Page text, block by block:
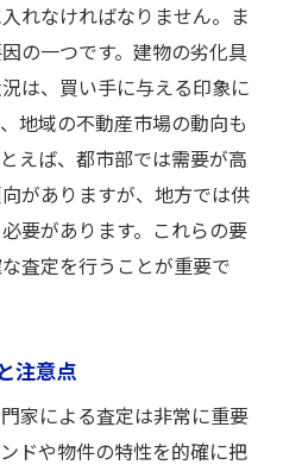
れなければなりません。ま
の一つです。建物の劣化具
は、買い手に与える印象に
地域の不動産市場の動向も
えば、都市部では需要が高
がありますが、地方では供
要があります。これらの要
査定を行うことが重要で
注意点
家による査定は非常に重要
ドや物件の特性を的確に把